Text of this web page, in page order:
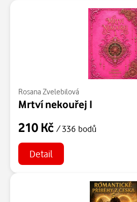
Rosana Zvelebilová
Mrtví nekouřej I
210 Kč / 336 bodů
Detail